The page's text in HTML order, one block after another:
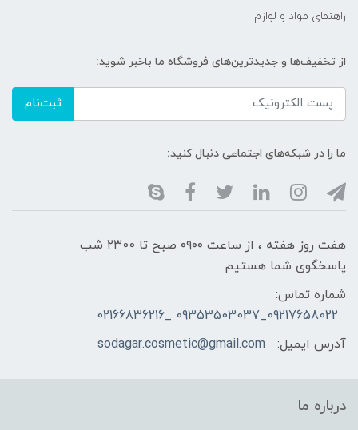
راهنمای مواد و لوازم
از تخفیف‌ها و جدیدترین‌های فروشگاه ما باخبر شوید:
ثبت‌نام
ما را در شبکه‌های اجتماعی دنبال کنید:
هفت روز هفته ، از ساعت ۰۹۰۰ صبح تا ۲۳00 شب
پاسخگوی شما هستیم
شماره تماس:
09217658022_09353503037 _02166836216
آدرس ایمیل:
sodagar.cosmetic@gmail.com
درباره ما